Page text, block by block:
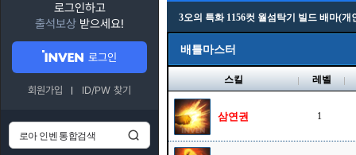
로그인하고
출석보상 받으세요!
로그인
회원가입 ID/PW 찾기
3오의 특화 1156컷 월섬탁기 빌드 배마(개
배틀마스터
스킬 레벨
삼연권 1